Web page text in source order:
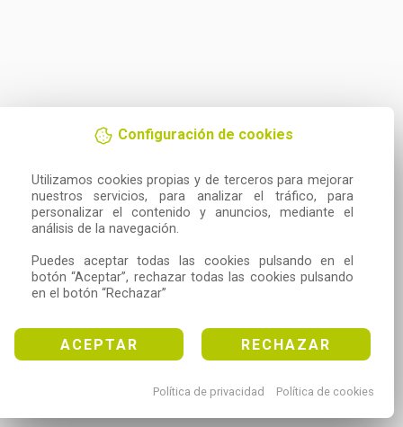
Configuración de cookies
Utilizamos cookies propias y de terceros para mejorar
nuestros servicios, para analizar el tráfico, para
personalizar el contenido y anuncios, mediante el
análisis de la navegación.
Puedes aceptar todas las cookies pulsando en el
botón “Aceptar”, rechazar todas las cookies pulsando
en el botón “Rechazar”
ACEPTAR RECHAZAR
Política de privacidad Política de cookies